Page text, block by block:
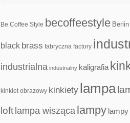
Be Coffee Style becoffeestyle Berlin
black brass fabryczna factory
industrialna industrialny kaligrafia
kinkiet obrazowy kinkiety lampa
loft lampa wisząca lampy lampy